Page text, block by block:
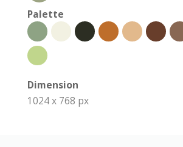
Palette
Dimension
1024 x 768 px